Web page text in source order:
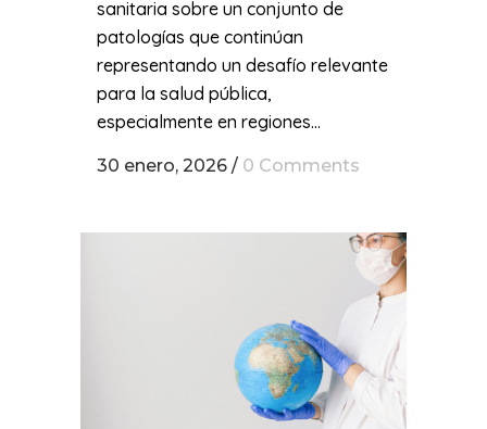
sanitaria sobre un conjunto de
patologías que continúan
representando un desafío relevante
para la salud pública,
especialmente en regiones...
30 enero, 2026 / 0 Comments